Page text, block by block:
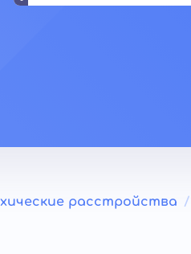
расстройства